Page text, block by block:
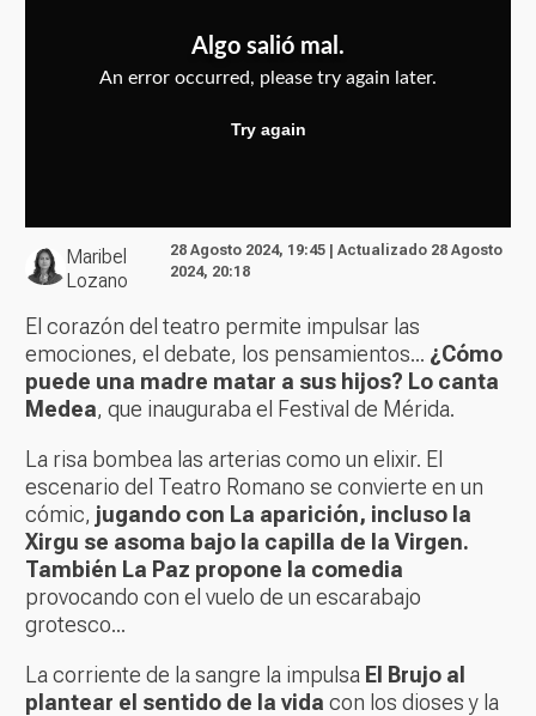
Maribel
Lozano
28 Agosto 2024, 19:45 | Actualizado 28 Agosto
2024, 20:18
El corazón del teatro permite impulsar las
emociones, el debate, los pensamientos... ¿Cómo
puede una madre matar a sus hijos? Lo canta
Medea, que inauguraba el Festival de Mérida.
La risa bombea las arterias como un elixir. El
escenario del Teatro Romano se convierte en un
cómic, jugando con La aparición, incluso la
Xirgu se asoma bajo la capilla de la Virgen.
También La Paz propone la comedia
provocando con el vuelo de un escarabajo
grotesco...
La corriente de la sangre la impulsa El Brujo al
plantear el sentido de la vida con los dioses y la